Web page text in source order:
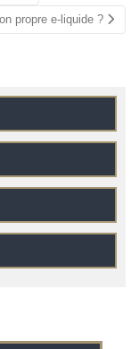
propre e-liquide ?